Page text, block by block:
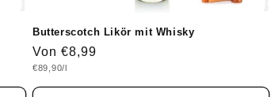
Butterscotch Likör mit Whisky
Normaler
Preis
Von €8,99
Grundpreis
€89,90/l